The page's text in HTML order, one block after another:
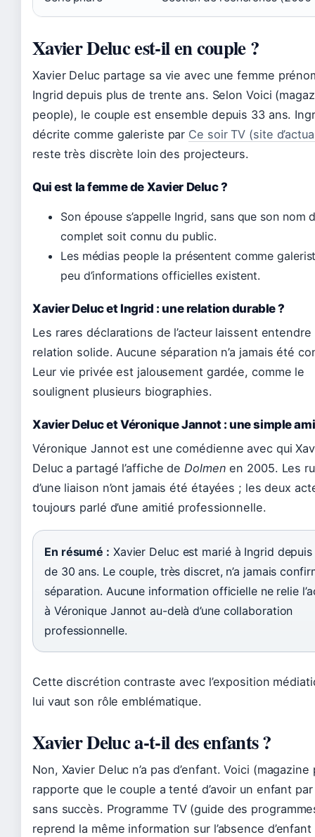
Xavier Deluc est-il en couple ?
Xavier Deluc partage sa vie avec une femme
Ingrid depuis plus de trente ans. Selon Voici
people), le couple est ensemble depuis 33 ans.
décrite comme galeriste par Ce soir TV (site
reste très discrète loin des projecteurs.
Qui est la femme de Xavier Deluc ?
Son épouse s’appelle Ingrid, sans que son nom
complet soit connu du public.
Les médias people la présentent comme
peu d’informations officielles existent.
Xavier Deluc et Ingrid : une relation durable ?
Les rares déclarations de l’acteur laissent entendre
relation solide. Aucune séparation n’a jamais été
Leur vie privée est jalousement gardée, comme le
soulignent plusieurs biographies.
Xavier Deluc et Véronique Jannot : une simple
Véronique Jannot est une comédienne avec qui
Deluc a partagé l’affiche deDolmen en 2005. Les
d’une liaison n’ont jamais été étayées ; les deux
toujours parlé d’une amitié professionnelle.
En résumé : Xavier Deluc est marié à Ingrid
de 30 ans. Le couple, très discret, n’a jamais
séparation. Aucune information officielle ne relie
à Véronique Jannot au-delà d’une collaboration
professionnelle.
Cette discrétion contraste avec l’exposition
lui vaut son rôle emblématique.
Xavier Deluc a-t-il des enfants ?
Non, Xavier Deluc n’a pas d’enfant. Voici
rapporte que le couple a tenté d’avoir un enfant par
sans succès. Programme TV (guide des
reprend la même information sur l’absence